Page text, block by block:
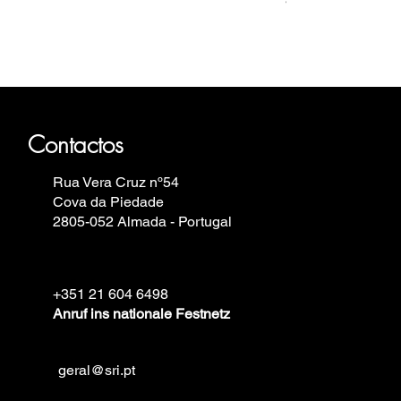
Contactos
Rua Vera Cruz nº54
Cova da Piedade
2805-052 Almada - Portugal
+351 21 604 6498
Anruf ins nationale Festnetz
geral@sri.pt